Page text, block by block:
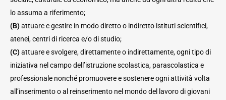
lo assuma a riferimento;
(B)attuare e gestire in modo diretto o indiretto istituti scientifici,
atenei, centri di ricerca e/o di studio;
(C)attuare e svolgere, direttamente o indirettamente, ogni tipo di
iniziativa nel campo dell’istruzione scolastica, parascolastica e
professionale nonché promuovere e sostenere ogni attività volta
all’inserimento o al reinserimento nel mondo del lavoro di giovani